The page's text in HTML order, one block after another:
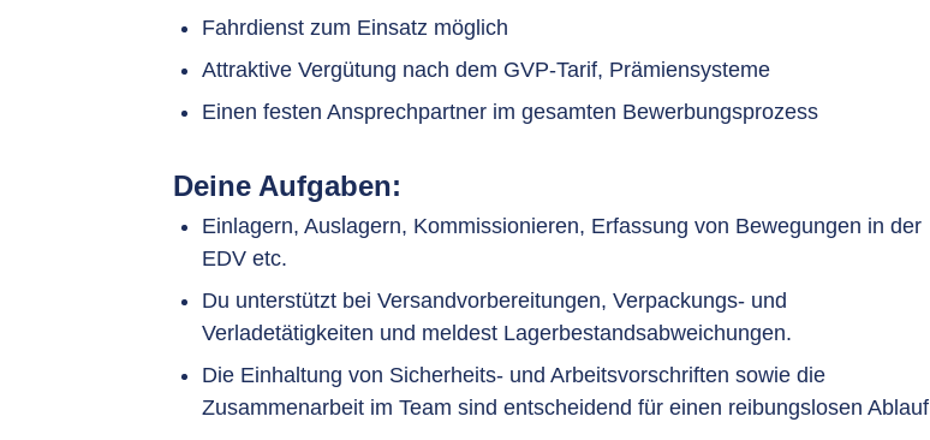
Fahrdienst zum Einsatz möglich
Attraktive Vergütung nach dem GVP-Tarif, Prämiensysteme
Einen festen Ansprechpartner im gesamten Bewerbungsprozess
Deine Aufgaben:
Einlagern, Auslagern, Kommissionieren, Erfassung von Bewegungen in der
EDV etc.
Du unterstützt bei Versandvorbereitungen, Verpackungs- und
Verladetätigkeiten und meldest Lagerbestandsabweichungen.
Die Einhaltung von Sicherheits- und Arbeitsvorschriften sowie die
Zusammenarbeit im Team sind entscheidend für einen reibungslosen Ablauf